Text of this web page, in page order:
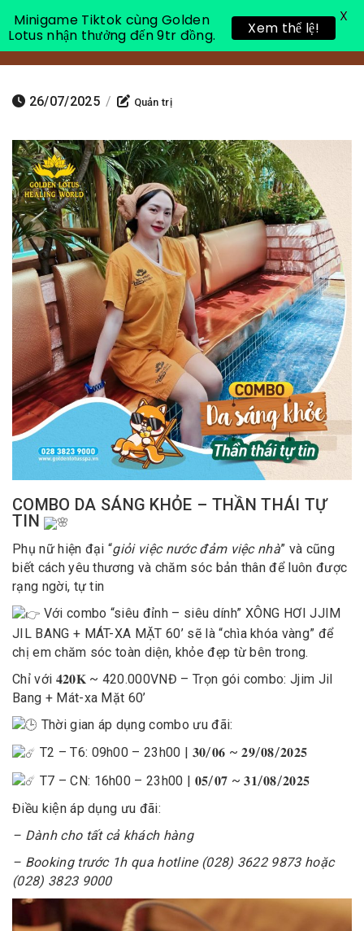
Toggle
26/07/2025 / Quản trị
COMBO DA SÁNG KHỎE – THẦN THÁI TỰ
TIN
Phụ nữ hiện đại “giỏi việc nước đảm việc nhà” và cũng
biết cách yêu thương và chăm sóc bản thân để luôn được
rạng ngời, tự tin
Với combo “siêu đỉnh – siêu dính” XÔNG HƠI JJIM
JIL BANG + MÁT-XA MẶT 60’ sẽ là “chìa khóa vàng” để
chị em chăm sóc toàn diện, khỏe đẹp từ bên trong.
Chỉ với 𝟒𝟐𝟎𝐊~ 420.000VNĐ – Trọn gói combo: Jjim Jil
Bang + Mát-xa Mặt 60’
Thời gian áp dụng combo ưu đãi:
T2 – T6: 09h00 – 23h00 | 𝟑𝟎/𝟎𝟔 ~ 𝟐𝟗/𝟎𝟖/𝟐𝟎𝟐𝟓
T7 – CN: 16h00 – 23h00 | 𝟎𝟓/𝟎𝟕 ~ 𝟑𝟏/𝟎𝟖/𝟐𝟎𝟐𝟓
Điều kiện áp dụng ưu đãi:
– Dành cho tất cả khách hàng
– Booking trước 1h qua hotline (028) 3622 9873 hoặc
(028) 3823 9000
Minigame Tiktok cùng Golden
Lotus nhận thưởng đến 9tr đồng.
Xem thể lệ!
X